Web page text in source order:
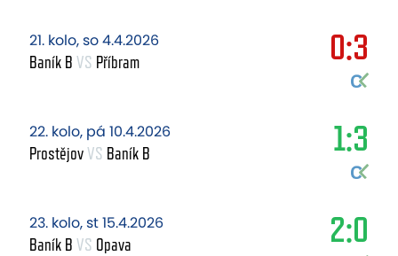
21. kolo, so 4.4.2026
Baník B VS Příbram 0:3
22. kolo, pá 10.4.2026
ProstějovVS Baník B 1:3
23. kolo, st 15.4.2026
Baník B VS Opava 2:0